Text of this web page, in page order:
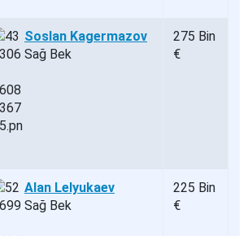
Soslan Kagermazov
Sağ Bek
275 Bin
€
Alan Lelyukaev
Sağ Bek
225 Bin
€